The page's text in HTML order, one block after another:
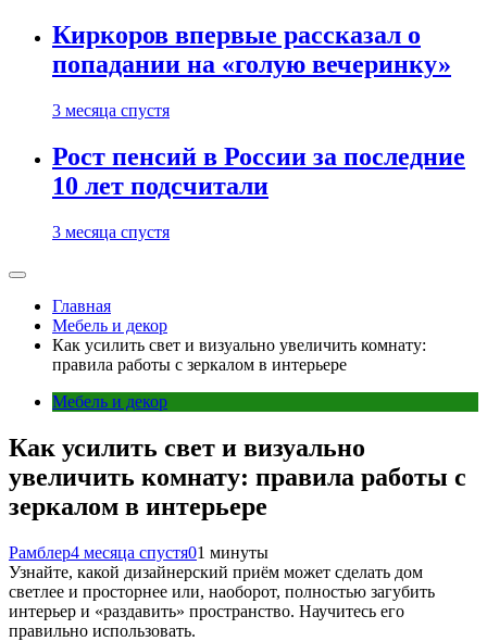
Киркоров впервые рассказал о
попадании на «голую вечеринку»
3 месяца спустя
Рост пенсий в России за последние
10 лет подсчитали
3 месяца спустя
Главная
Мебель и декор
Как усилить свет и визуально увеличить комнату:
правила работы с зеркалом в интерьере
Мебель и декор
Как усилить свет и визуально
увеличить комнату: правила работы с
зеркалом в интерьере
Рамблер4 месяца спустя01 минуты
Узнайте, какой дизайнерский приём может сделать дом
светлее и просторнее или, наоборот, полностью загубить
интерьер и «раздавить» пространство. Научитесь его
правильно использовать.